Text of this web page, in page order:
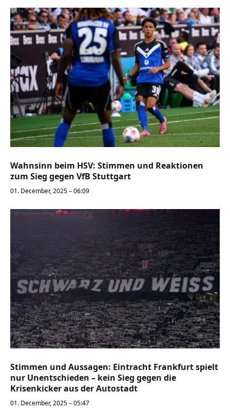
Wahnsinn beim HSV: Stimmen und Reaktionen
zum Sieg gegen VfB Stuttgart
01. December, 2025 – 06:09
Stimmen und Aussagen: Eintracht Frankfurt spielt
nur Unentschieden – kein Sieg gegen die
Krisenkicker aus der Autostadt
01. December, 2025 – 05:47